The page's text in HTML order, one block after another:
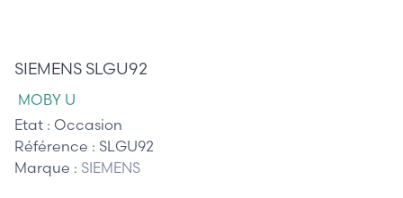
SIEMENS SLGU92
MOBY U
Etat : Occasion
Référence : SLGU92
Marque : SIEMENS